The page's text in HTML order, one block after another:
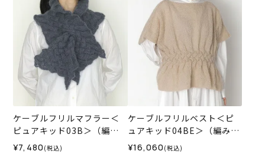
ケーブルフリルマフラー＜
ピュアキッド03B＞（編み
物 材料セット）
¥7,480 (税込)
ケーブルフリルベスト＜ピ
ュアキッド04BE＞（編み物
材料セット）
¥16,060 (税込)